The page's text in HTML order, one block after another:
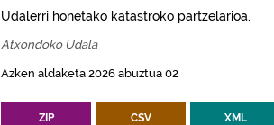
Udalerri honetako katastroko partzelarioa.
Atxondoko Udala
Azken aldaketa 2026 abuztua 02
ZIP CSV XML